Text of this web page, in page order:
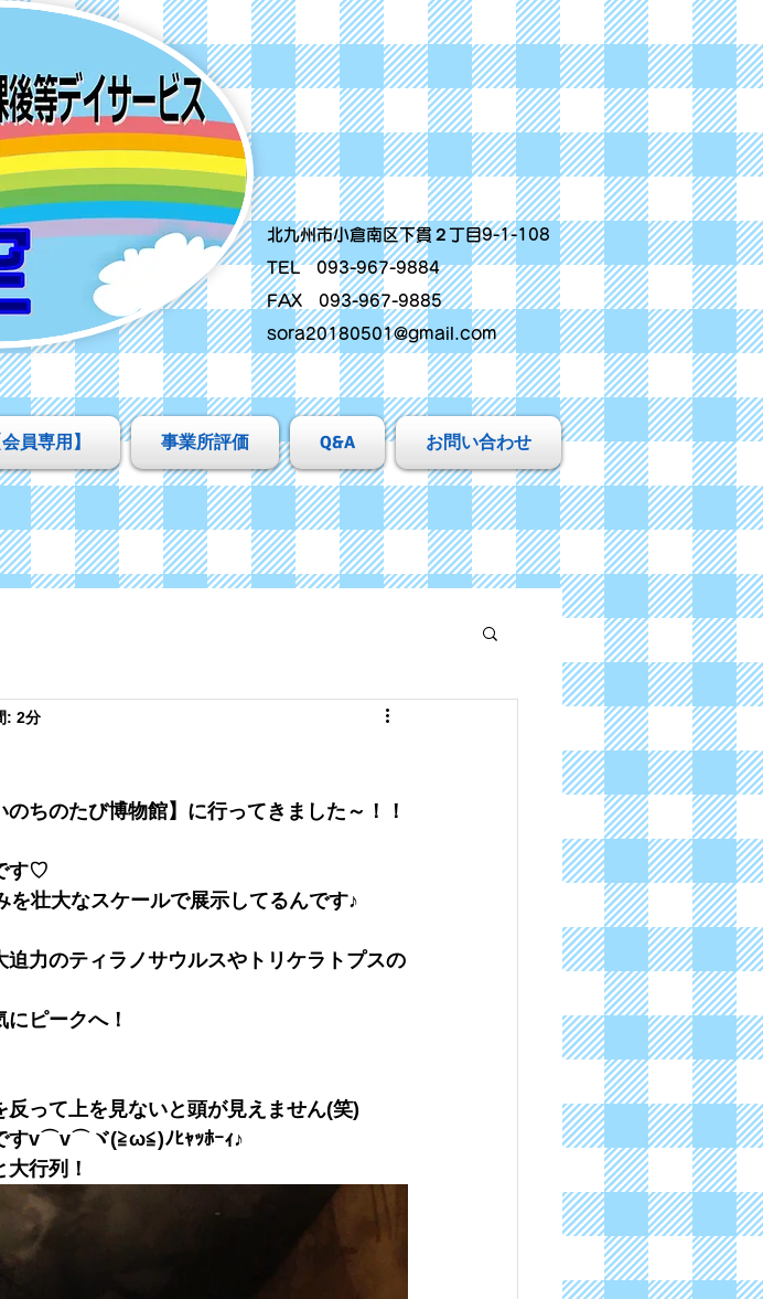
北九州市小倉南区下貫２丁目9-1-108
TEL 093-967-9884
FAX 093-967-9885
sora20180501@gmail.com
員専用】 事業所評価 Q&A お問い合わせ
: 2分
ちのたび博物館】に行ってきました～！！
す♡
壮大なスケールで展示してるんです♪
迫力のティラノサウルスやトリケラトプスの
ピークへ！
って上を見ないと頭が見えません(笑)
すv⌒v⌒ヾ(≧ω≦)ﾉﾋｬｯﾎｰｨ♪
行列！